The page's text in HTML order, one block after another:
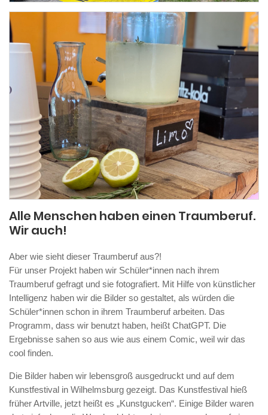
Alle Menschen haben einen Traumberuf.
Wir auch!
Aber wie sieht dieser Traumberuf aus?!
Für unser Projekt haben wir Schüler*innen nach ihrem
Traumberuf gefragt und sie fotografiert. Mit Hilfe von künstlicher
Intelligenz haben wir die Bilder so gestaltet, als würden die
Schüler*innen schon in ihrem Traumberuf arbeiten. Das
Programm, dass wir benutzt haben, heißt ChatGPT. Die
Ergebnisse sahen so aus wie aus einem Comic, weil wir das
cool finden.
Die Bilder haben wir lebensgroß ausgedruckt und auf dem
Kunstfestival in Wilhelmsburg gezeigt. Das Kunstfestival hieß
früher Artville, jetzt heißt es „Kunstgucken“. Einige Bilder waren